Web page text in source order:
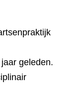
geleden.